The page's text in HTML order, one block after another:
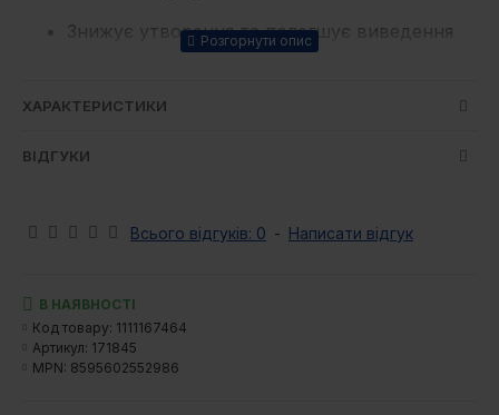
Знижує утворення та полегшує виведення
грудочок шерсті
сечового тракту
клітковини
антиоксидантами
здорового травлення та для відмінного
засвоєння всіх компонентів
БЕЗ пшениці БЕЗ сої БЕЗ кукурудзи
ХАРАКТЕРИСТИКИ
ВІДГУКИ
Всього відгуків: 0 - Написати відгук
В НАЯВНОСТІ
Код товару: 1111167464
Артикул: 171845
MPN: 8595602552986